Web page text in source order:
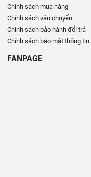
Chính sách mua hàng
Chính sách vận chuyển
Chính sách bảo hành đổi trả
Chính sách bảo mật thông tin
FANPAGE